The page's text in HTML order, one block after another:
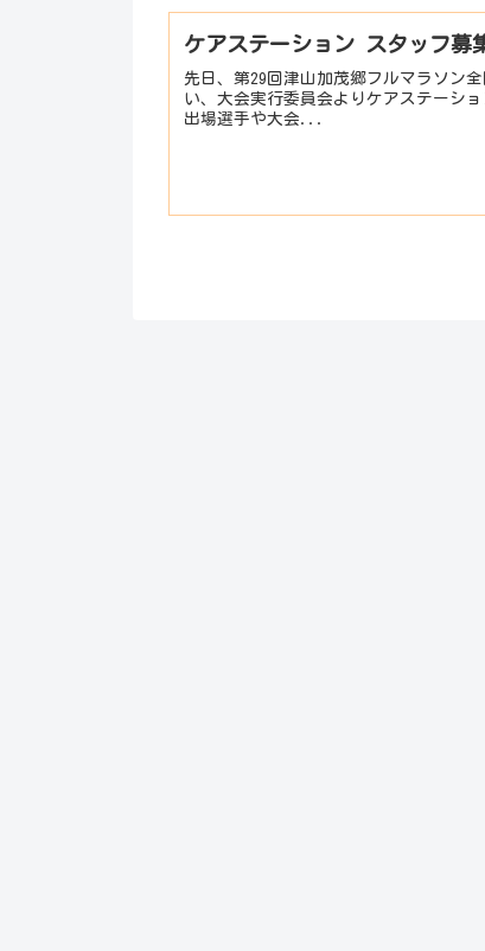
ケアステーション スタッフ募
先日、第29回津山加茂郷フルマラソン
い、大会実行委員会よりケアステーシ
出場選手や大会...